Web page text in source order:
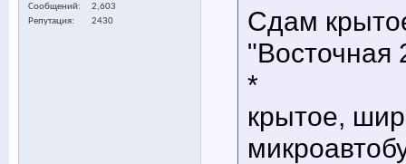
Сообщений
2,603
Репутация
2430
Сдам
"Восточная
*
крытое,